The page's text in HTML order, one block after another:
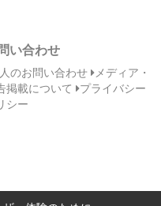
い合わせ
のお問い合わせ メディア・
掲載について プライバシー
シー